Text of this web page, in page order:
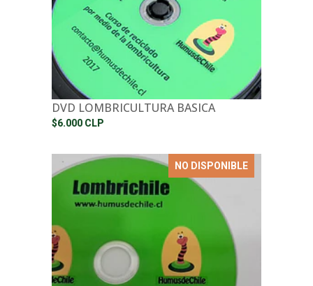
DVD LOMBRICULTURA BASICA
$6.000 CLP
NO DISPONIBLE